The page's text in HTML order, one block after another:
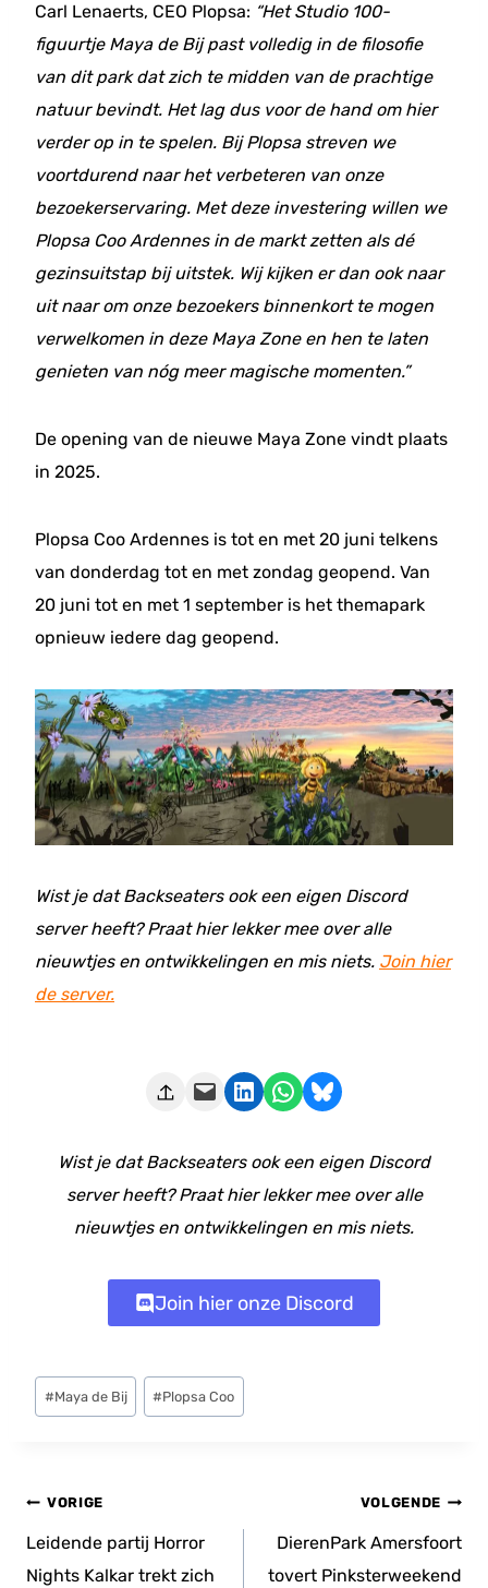
Carl Lenaerts, CEO Plopsa: “Het Studio 100-
figuurtje Maya de Bij past volledig in de filosofie
van dit park dat zich te midden van de prachtige
natuur bevindt. Het lag dus voor de hand om hier
verder op in te spelen. Bij Plopsa streven we
voortdurend naar het verbeteren van onze
bezoekerservaring. Met deze investering willen we
Plopsa Coo Ardennes in de markt zetten als dé
gezinsuitstap bij uitstek. Wij kijken er dan ook naar
uit naar om onze bezoekers binnenkort te mogen
verwelkomen in deze Maya Zone en hen te laten
genieten van nóg meer magische momenten.”
De opening van de nieuwe Maya Zone vindt plaats
in 2025.
Plopsa Coo Ardennes is tot en met 20 juni telkens
van donderdag tot en met zondag geopend. Van
20 juni tot en met 1 september is het themapark
opnieuw iedere dag geopend.
Wist je dat Backseaters ook een eigen Discord
server heeft? Praat hier lekker mee over alle
nieuwtjes en ontwikkelingen en mis niets. Join hier
de server.
Deze pagina e-mailen Delen op LinkedIn Delen via WhatsApp Share on Bluesky
Wist je dat Backseaters ook een eigen Discord
server heeft? Praat hier lekker mee over alle
nieuwtjes en ontwikkelingen en mis niets.
Join hier onze Discord
Bericht
tags:
#Maya de Bij #Plopsa Coo
Bericht
navigatie
VORIGE
Leidende partij Horror
Nights Kalkar trekt zich
VOLGENDE
DierenPark Amersfoort
tovert Pinksterweekend